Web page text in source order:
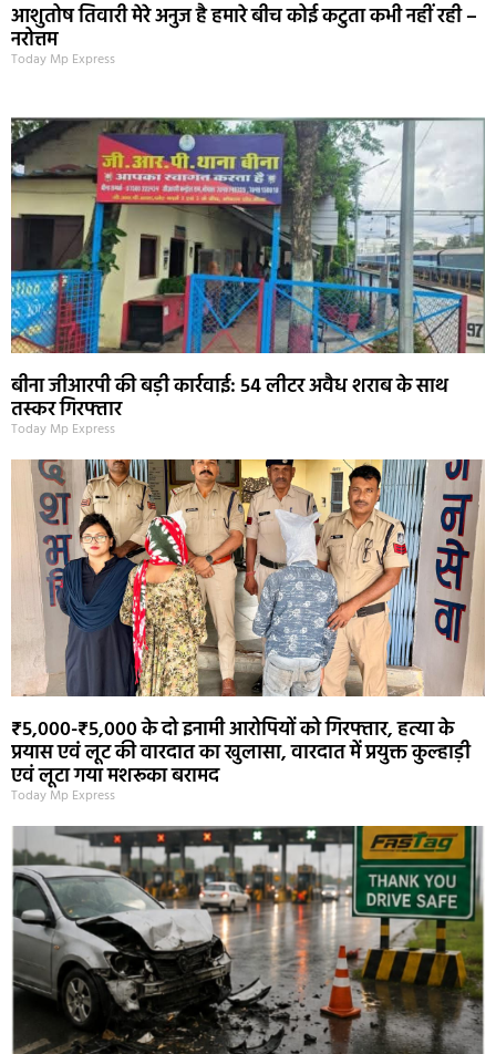
आशुतोष तिवारी मेरे अनुज है हमारे बीच कोई कटुता कभी नहीं रही –
नरोत्तम
Today Mp Express
बीना जीआरपी की बड़ी कार्रवाई: 54 लीटर अवैध शराब के साथ
तस्कर गिरफ्तार
Today Mp Express
₹5,000-₹5,000 के दो इनामी आरोपियों को गिरफ्तार, हत्या के
प्रयास एवं लूट की वारदात का खुलासा, वारदात में प्रयुक्त कुल्हाड़ी
एवं लूटा गया मशरूका बरामद
Today Mp Express